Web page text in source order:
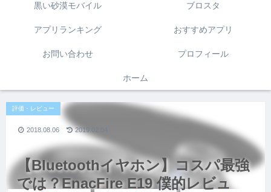
黒い砂漠モバイル ブロスタ
アプリランキング おすすめアプリ
お問い合わせ プロフィール
ホーム
【Bluetoothイヤホン】コスパ最強
では？EnacFire E19 僕的レビュ
評価・レビュー
2019.02.04
2018.08.06